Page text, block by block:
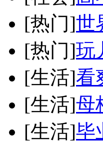
[热门]世
[热门]玩
[生活]看
[生活]母
[生活]毕